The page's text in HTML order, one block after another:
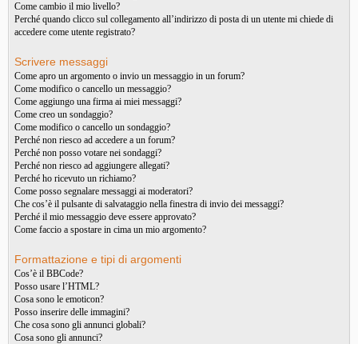
Come cambio il mio livello?
Perché quando clicco sul collegamento all’indirizzo di posta di un utente mi chiede di
accedere come utente registrato?
Scrivere messaggi
Come apro un argomento o invio un messaggio in un forum?
Come modifico o cancello un messaggio?
Come aggiungo una firma ai miei messaggi?
Come creo un sondaggio?
Come modifico o cancello un sondaggio?
Perché non riesco ad accedere a un forum?
Perché non posso votare nei sondaggi?
Perché non riesco ad aggiungere allegati?
Perché ho ricevuto un richiamo?
Come posso segnalare messaggi ai moderatori?
Che cos’è il pulsante di salvataggio nella finestra di invio dei messaggi?
Perché il mio messaggio deve essere approvato?
Come faccio a spostare in cima un mio argomento?
Formattazione e tipi di argomenti
Cos’è il BBCode?
Posso usare l’HTML?
Cosa sono le emoticon?
Posso inserire delle immagini?
Che cosa sono gli annunci globali?
Cosa sono gli annunci?